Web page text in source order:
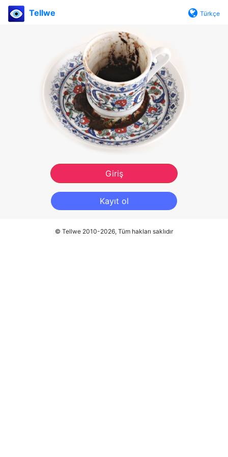
Tellwe Türkçe
Giriş
Kayıt ol
© Tellwe 2010-2026, Tüm hakları saklıdır